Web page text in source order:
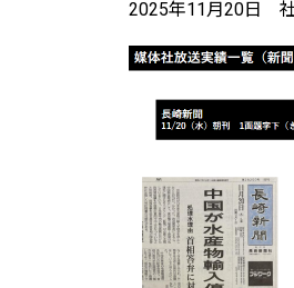
2025年11月20日 社